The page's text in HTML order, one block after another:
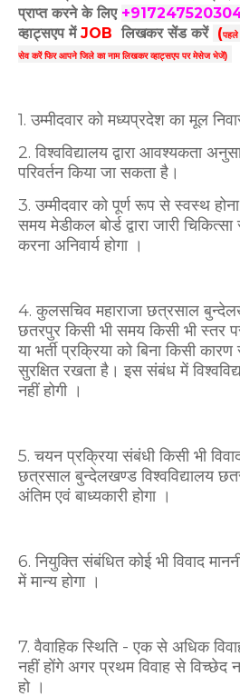
प्राप्त करने के लिए
व्हाट्सएप में JOB लिखकर सेंड करें (
सेव करें फिर आपनेजिले का नाम लिखकर व्हाट्सएप पर मेसेज भेजें)
1. उम्मीदवार को मध्यप्रदेश का मूल
2. विश्वविद्यालय द्वारा आवश्यकता
परिवर्तन किया जा सकता है।
3. उम्मीदवार को पूर्ण रूप से स्वस्थ
समय मेडीकल बोर्ड द्वारा जारी
करना अनिवार्य होगा ।
4. कुलसचिव महाराजा छत्रसाल
छतरपुर किसी भी समय किसी भी स्तर
या भर्ती प्रक्रिया को बिना किसी
सुरक्षित रखता है। इस संबंध में
नहीं होगी ।
5. चयन प्रक्रिया संबंधी किसी भी
छत्रसाल बुन्देलखण्ड विश्वविद्यालय
अंतिम एवं बाध्यकारी होगा ।
6. नियुक्ति संबंधित कोई भी विवाद
में मान्य होगा ।
7. वैवाहिक स्थिति - एक से अधिक
नहीं होंगे अगर प्रथम विवाह से
हो ।